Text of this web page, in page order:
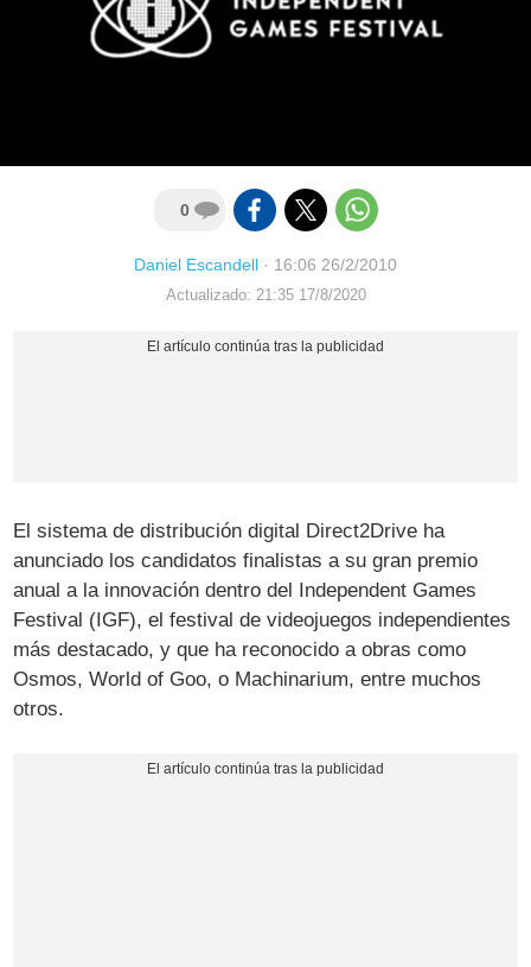
0
Daniel Escandell · 16:06 26/2/2010
Actualizado: 21:35 17/8/2020
El sistema de distribución digital Direct2Drive ha
anunciado los candidatos finalistas a su gran premio
anual a la innovación dentro del Independent Games
Festival (IGF), el festival de videojuegos independientes
más destacado, y que ha reconocido a obras como
Osmos, World of Goo, o Machinarium, entre muchos
otros.